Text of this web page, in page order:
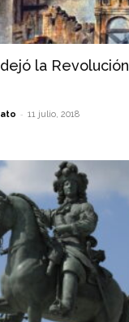
la Revolución
- 11 julio, 2018